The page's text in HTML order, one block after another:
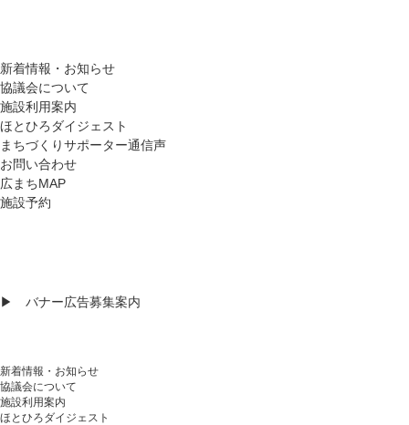
新着情報・お知らせ
協議会について
施設利用案内
ほとひろダイジェスト
まちづくりサポーター通信声
お問い合わせ
広まちMAP
施設予約
▶︎ バナー広告募集案内
新着情報・お知らせ
協議会について
施設利用案内
ほとひろダイジェスト